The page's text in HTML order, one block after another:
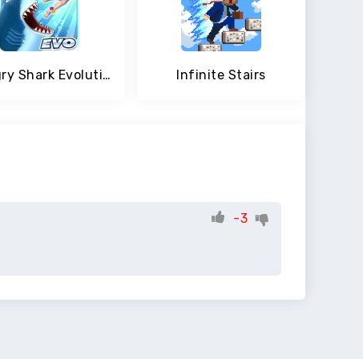
Hungry Shark Evolution Infinite Stairs
-3